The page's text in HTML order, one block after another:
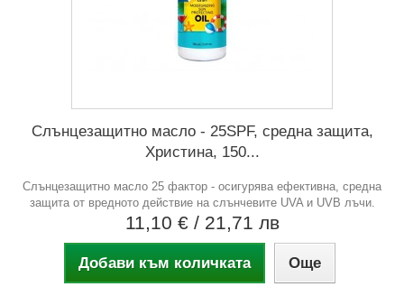
Слънцезащитно масло - 25SPF, средна защита,
Христина, 150...
Слънцезащитно масло 25 фактор - осигурява ефективна, средна
защита от вредното действие на слънчевите UVA и UVB лъчи.
11,10 € / 21,71 лв
Добави към количката Още